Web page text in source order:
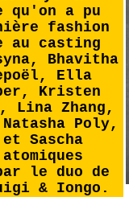
qu'on a pu
fashion
au casting
Bhavitha
Ella
Kristen
Lina Zhang,
Poly,
Sascha
le duo de
& Iongo.